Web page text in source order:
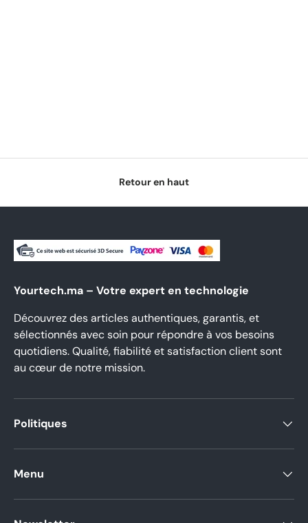
Retour en haut
Yourtech.ma – Votre expert en technologie
Découvrez des articles authentiques, garantis, et
sélectionnés avec soin pour répondre à vos besoins
quotidiens. Qualité, fiabilité et satisfaction client sont
au cœur de notre mission.
Politiques
Menu